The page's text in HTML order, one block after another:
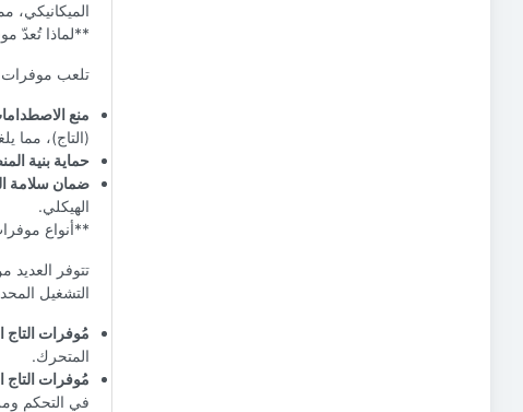
الميكانيكي،
**لماذا تُعدّ
تلعب موفرات
منع
(التاج)، مما
حماية بنية
ضمان سلامة
الهيكلي.
**أنواع
تتوفر
التشغيل
مُوفرات التاج
المتحرك.
مُوفرات التاج
في التحكم